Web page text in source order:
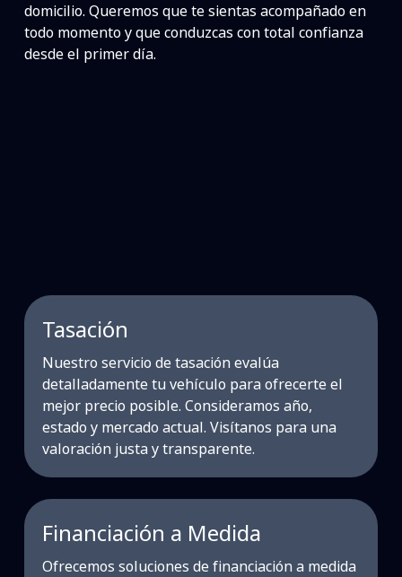
domicilio. Queremos que te sientas acompañado en
todo momento y que conduzcas con total confianza
desde el primer día.
Tasación
Nuestro servicio de tasación evalúa
detalladamente tu vehículo para ofrecerte el
mejor precio posible. Consideramos año,
estado y mercado actual. Visítanos para una
valoración justa y transparente.
Financiación a Medida
Ofrecemos soluciones de financiación a medida